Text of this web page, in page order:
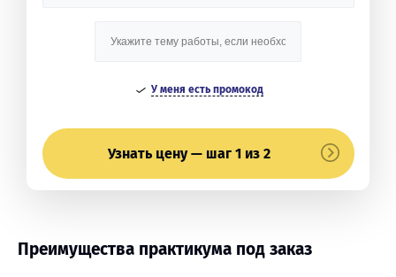
У меня есть промокод
Узнать цену — шаг 1 из 2
Преимущества практикума под заказ